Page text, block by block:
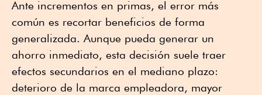
Ante incrementos en primas, el error más
común es recortar beneficios de forma
generalizada. Aunque pueda generar un
ahorro inmediato, esta decisión suele traer
efectos secundarios en el mediano plazo:
deterioro de la marca empleadora, mayor